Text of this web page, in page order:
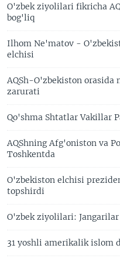
O'zbek ziyolilari fikricha
bog'liq
Ilhom Ne'matov -
elchisi
AQSh-O'zbekiston orasida
zarurati
Qo'shma Shtatlar Vakillar
AQShning Afg'oniston va
Toshkentda
O'zbekiston elchisi
topshirdi
O'zbek ziyolilari:
31 yoshli amerikalik islom